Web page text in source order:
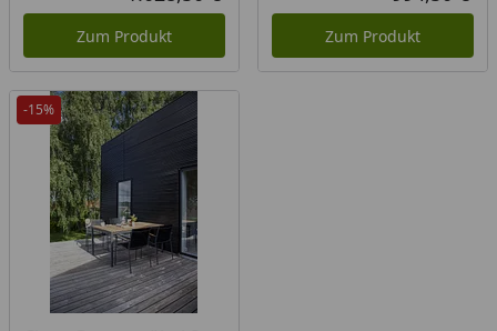
Aktueller Preis
Zum Produkt Zum Produkt
-15%